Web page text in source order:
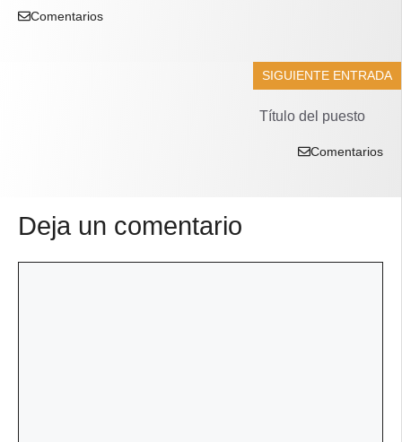
Comentarios
SIGUIENTE ENTRADA
Título del puesto
Comentarios
Deja un comentario